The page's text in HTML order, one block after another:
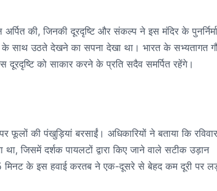
की, जिनकी दूरदृष्टि और संकल्प ने इस मंदिर के
के साथ उठते देखने का सपना देखा था। भारत के सभ्यतागत
को साकार करने के प्रति सदैव समर्पित रहेंगे।
फूलों की पंखुड़ियां बरसाईं। अधिकारियों ने बताया कि
जिसमें दर्शक पायलटों द्वारा किए जाने वाले सटीक उड़ान
मिनट के इस हवाई करतब ने एक-दूसरे से बेहद कम दूरी पर